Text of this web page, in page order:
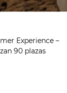
Experience –
90 plazas